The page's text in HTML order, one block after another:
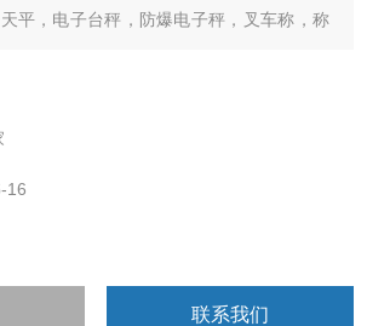
平，电子台秤，防爆电子秤，叉车称，称
16
联系我们